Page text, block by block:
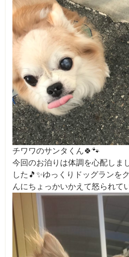
チワワのサンタくん🍀🐾
今回のお泊りは体調を心配しま
した🎵✨ゆっくりドッグランを
んにちょっかいかえて怒られて